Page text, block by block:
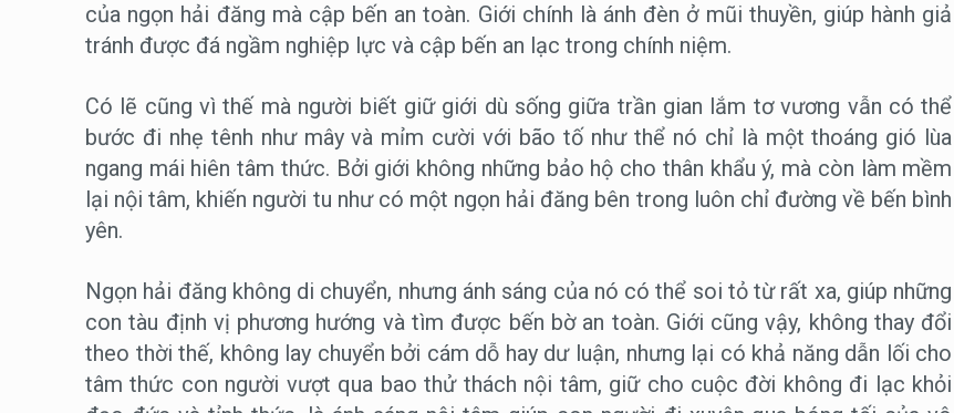
của ngọn hải đăng mà cập bến an toàn. Giới chính là ánh đèn ở mũi thuyền, giúp hành giả
tránh được đá ngầm nghiệp lực và cập bến an lạc trong chính niệm.
Có lẽ cũng vì thế mà người biết giữ giới dù sống giữa trần gian lắm tơ vương vẫn có thể
bước đi nhẹ tênh như mây và mỉm cười với bão tố như thể nó chỉ là một thoáng gió lùa
ngang mái hiên tâm thức. Bởi giới không những bảo hộ cho thân khẩu ý, mà còn làm mềm
lại nội tâm, khiến người tu như có một ngọn hải đăng bên trong luôn chỉ đường về bến bình
yên.
Ngọn hải đăng không di chuyển, nhưng ánh sáng của nó có thể soi tỏ từ rất xa, giúp những
con tàu định vị phương hướng và tìm được bến bờ an toàn. Giới cũng vậy, không thay đổi
theo thời thế, không lay chuyển bởi cám dỗ hay dư luận, nhưng lại có khả năng dẫn lối cho
tâm thức con người vượt qua bao thử thách nội tâm, giữ cho cuộc đời không đi lạc khỏi